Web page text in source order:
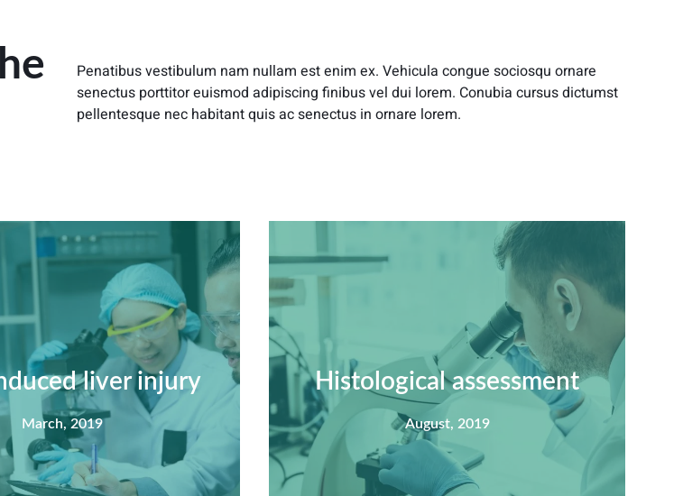
Penatibus vestibulum nam nullam est enim ex. Vehicula congue sociosqu ornare
senectus porttitor euismod adipiscing finibus vel dui lorem. Conubia cursus dictumst
pellentesque nec habitant quis ac senectus in ornare lorem.
liver injury
March, 2019
Histological assessment
August, 2019